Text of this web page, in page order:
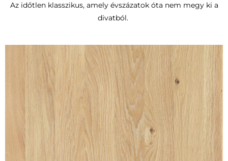
Az időtlen klasszikus, amely évszázatok óta nem megy ki a
divatból.